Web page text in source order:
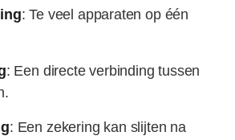
: Te veel apparaten op één
: Een directe verbinding tussen
: Een zekering kan slijten na